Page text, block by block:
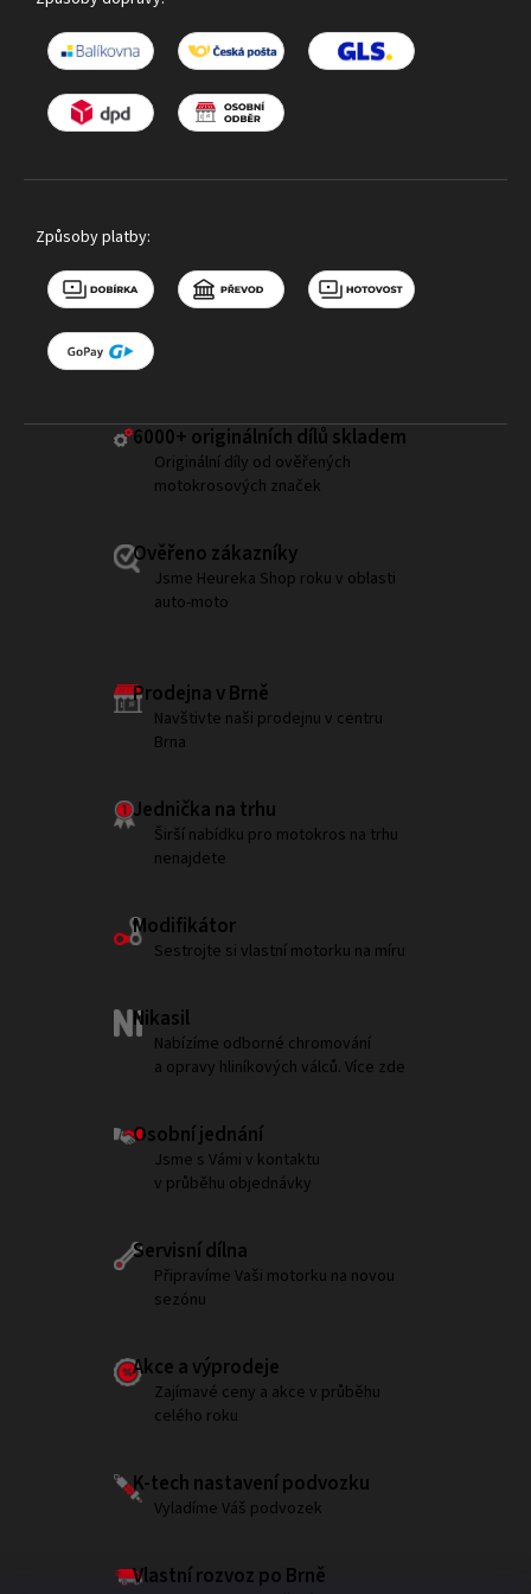
Způsoby platby:
6000+ ​originálních dílů skladem
Originální díly od ověřených
motokrosových značek
Ověřeno zákazníky
Jsme Heureka Shop roku v oblasti
auto-moto
Prodejna v Brně
Navštivte naši prodejnu v centru
Brna
Jednička na trhu
Širší nabídku pro motokros na trhu
nenajdete
Modifikátor
Sestrojte si vlastní motorku na míru
Nikasil
Nabízíme odborné chromování
a opravy hliníkových válců. Více zde
Osobní jednání
Jsme s Vámi v kontaktu
v průběhu objednávky
Servisní dílna
Připravíme Vaši motorku na novou
sezónu
Akce a výprodeje
Zajímavé ceny a akce v průběhu
celého roku
K-tech nastavení podvozku
Vyladíme Váš podvozek
Vlastní rozvoz po Brně